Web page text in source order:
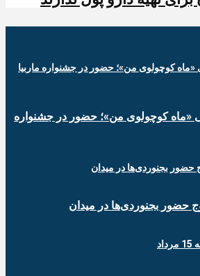
«ماه کوچولوی من»؛ حضور در جشنواره
حضور بجنوردی‌ها در میدان